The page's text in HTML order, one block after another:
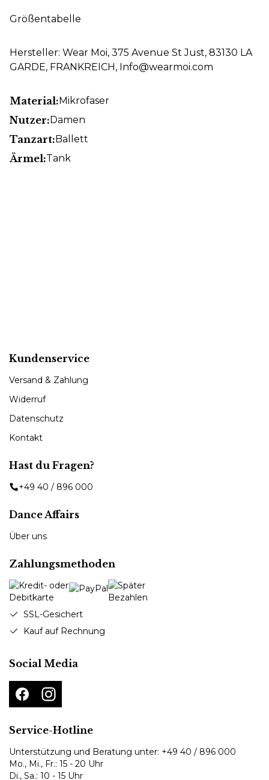
Größentabelle
Hersteller: Wear Moi, 375 Avenue St Just, 83130 LA
GARDE, FRANKREICH, Info@wearmoi.com
Material:Mikrofaser
Nutzer:Damen
Tanzart:Ballett
Ärmel:Tank
Kundenservice
Versand & Zahlung
Widerruf
Datenschutz
Kontakt
Hast du Fragen?
+49 40 / 896 000
Dance Affairs
Über uns
Zahlungsmethoden
SSL-Gesichert
Kauf auf Rechnung
Social Media
Service-Hotline
Unterstützung und Beratung unter: +49 40 / 896 000
Mo., Mi., Fr.: 15 - 20 Uhr
Di., Sa.: 10 - 15 Uhr